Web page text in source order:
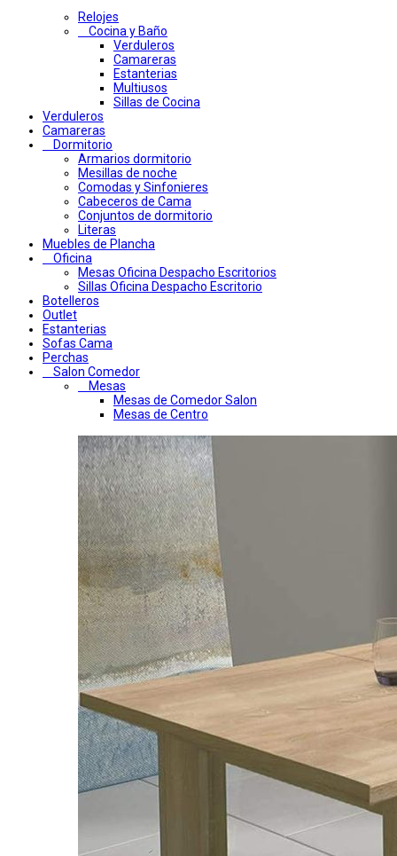
Relojes
Cocina y Baño
Verduleros
Camareras
Estanterias
Multiusos
Sillas de Cocina
Verduleros
Camareras
Dormitorio
Armarios dormitorio
Mesillas de noche
Comodas y Sinfonieres
Cabeceros de Cama
Conjuntos de dormitorio
Literas
Muebles de Plancha
Oficina
Mesas Oficina Despacho Escritorios
Sillas Oficina Despacho Escritorio
Botelleros
Outlet
Estanterias
Sofas Cama
Perchas
Salon Comedor
Mesas
Mesas de Comedor Salon
Mesas de Centro